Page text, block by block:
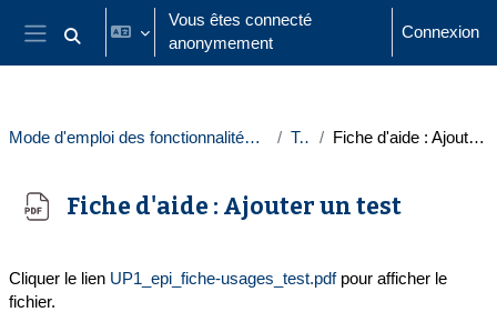
Passer au contenu principal
Panneau latéral
Activer/désactiver la saisie de recherche
Vous êtes connecté
anonymement
Connexion
Mode d'emploi des fonctionnalités d'évaluation Test Fiche d'aide : Ajouter un test
Fiche d'aide : Ajouter un test
Cliquer le lien UP1_epi_fiche-usages_test.pdfpour afficher le
fichier.